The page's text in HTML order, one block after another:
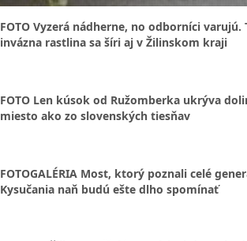
FOTO Vyzerá nádherne, no odborníci varujú.
invázna rastlina sa šíri aj v Žilinskom kraji
FOTO Len kúsok od Ružomberka ukrýva
miesto ako zo slovenských tiesňav
FOTOGALÉRIA Most, ktorý poznali celé
Kysučania naň budú ešte dlho spomínať